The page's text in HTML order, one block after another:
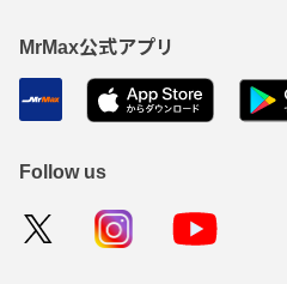
MrMax公式アプリ
Follow us